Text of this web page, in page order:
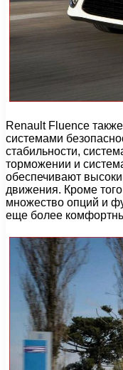
Renault Fluence
системами
стабильности,
торможении и
обеспечивают
движения. Кроме
множество опций и
еще более